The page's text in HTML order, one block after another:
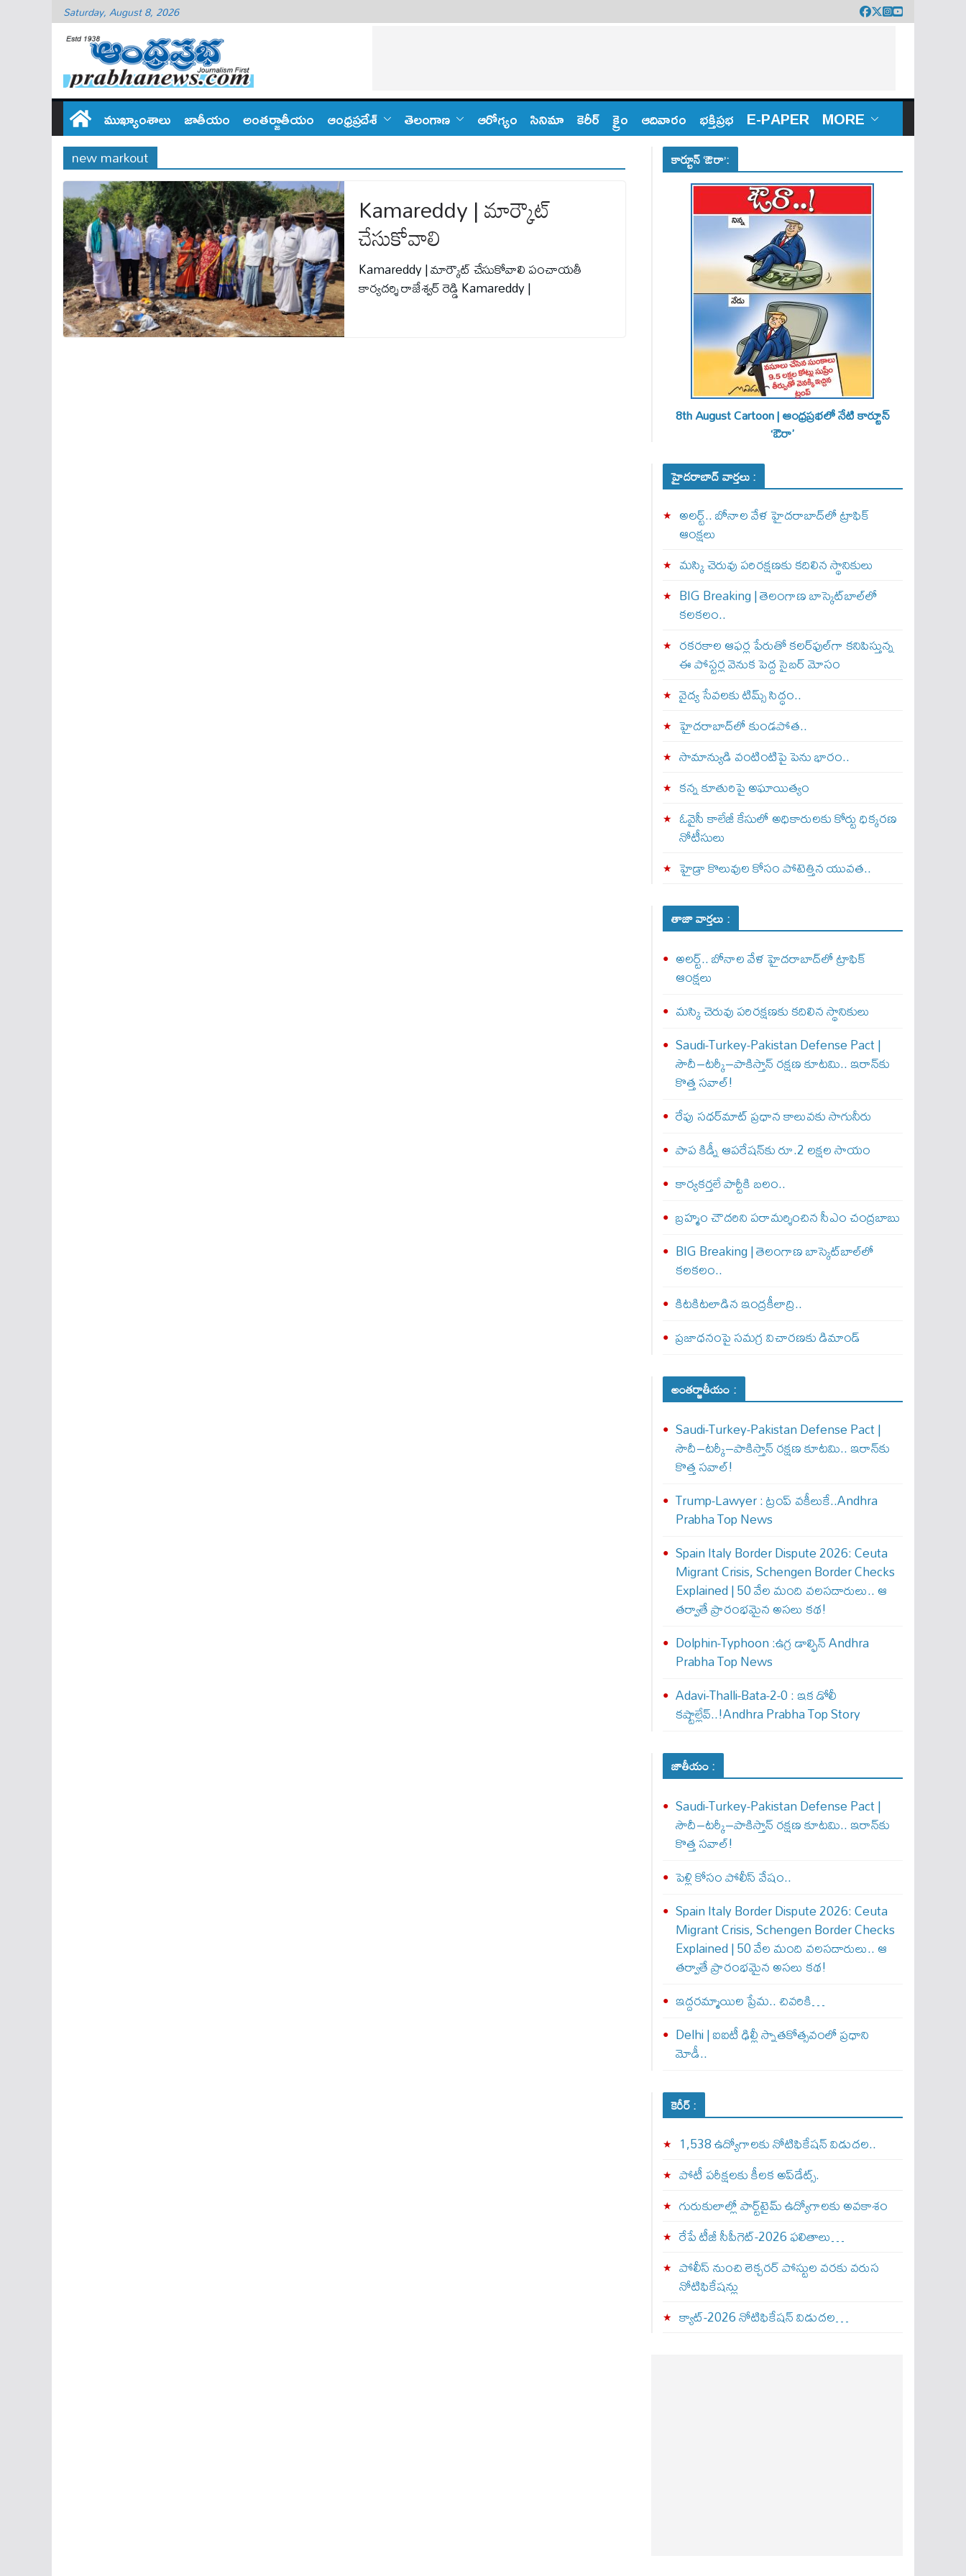
Saturday, August 8, 2026
ముఖ్యాంశాలు జాతీయం అంతర్జాతీయం ఆంధ్ర‌ప్ర‌దేశ్ తెలంగాణ‌ ఆరోగ్యం సినిమా కెరీర్ క్రైం ఆదివారం భక్తిప్రభ E-PAPER MORE
new markout
Kamareddy | మార్కౌట్
చేసుకోవాలి
Kamareddy | మార్కౌట్ చేసుకోవాలి పంచాయతీ
కార్యదర్శి రాజేశ్వర్ రెడ్డి Kamareddy |
కార్టూన్ ‘ఔరా’:
8th August Cartoon | ఆంధ్రప్రభలో నేటి కార్టూన్
‘ఔరా’
హైదరాబాద్ వార్తలు :
అలర్ట్‌.. బోనాల వేళ హైదరాబాద్‌లో ట్రాఫిక్‌
ఆంక్షలు
మస్కి చెరువు పరిరక్షణకు కదిలిన స్థానికులు
BIG Breaking | తెలంగాణ బాస్కెట్‌బాల్‌లో
కలకలం..
రకరకాల ఆఫర్ల పేరుతో కలర్‌ఫుల్‌గా కనిపిస్తున్న
ఈ పోస్టర్ల వెనుక పెద్ద సైబర్ మోసం
వైద్య సేవలకు టిమ్స్‌ సిద్ధం..
హైదరాబాద్‌లో కుండపోత..
సామాన్యుడి వంటింటిపై పెను భారం..
కన్న కూతురిపై అఘాయిత్యం
ఓవైసీ కాలేజీ కేసులో అధికారులకు కోర్టు ధిక్కరణ
నోటీసులు
హైడ్రా కొలువుల కోసం పోటెత్తిన యువత..
తాజా వార్తలు :
అలర్ట్‌.. బోనాల వేళ హైదరాబాద్‌లో ట్రాఫిక్‌
ఆంక్షలు
మస్కి చెరువు పరిరక్షణకు కదిలిన స్థానికులు
Saudi-Turkey-Pakistan Defense Pact |
సౌదీ–టర్కీ–పాకిస్తాన్ రక్షణ కూటమి.. ఇరాన్‌కు
కొత్త సవాల్!
రేపు సధర్‌మాట్‌ ప్రధాన కాలువకు సాగునీరు
పాప కిడ్నీ ఆపరేషన్‌కు రూ.2 లక్షల సాయం
కార్యకర్తలే పార్టీకి బలం..
బ్రహ్మం చౌదరిని పరామర్శించిన సీఎం చంద్రబాబు
BIG Breaking | తెలంగాణ బాస్కెట్‌బాల్‌లో
కలకలం..
కిటకిటలాడిన ఇంద్రకీలాద్రి..
ప్రజాధనంపై సమగ్ర విచారణకు డిమాండ్‌
అంతర్జాతీయం :
Saudi-Turkey-Pakistan Defense Pact |
సౌదీ–టర్కీ–పాకిస్తాన్ రక్షణ కూటమి.. ఇరాన్‌కు
కొత్త సవాల్!
Trump-Lawyer : ట్రంప్ వ‌కీలుకే..Andhra
Prabha Top News
Spain Italy Border Dispute 2026: Ceuta
Migrant Crisis, Schengen Border Checks
Explained | 50 వేల మంది వలసదారులు.. ఆ
తర్వాతే ప్రారంభ‌మైన అసలు కథ!
Dolphin-Typhoon :ఉగ్ర డాల్ఫిన్ Andhra
Prabha Top News
Adavi-Thalli-Bata-2-0 : ఇక డోలీ
క‌ష్టాల్లేవ్..!Andhra Prabha Top Story
జాతీయం :
Saudi-Turkey-Pakistan Defense Pact |
సౌదీ–టర్కీ–పాకిస్తాన్ రక్షణ కూటమి.. ఇరాన్‌కు
కొత్త సవాల్!
పెళ్లి కోసం పోలీస్ వేషం..
Spain Italy Border Dispute 2026: Ceuta
Migrant Crisis, Schengen Border Checks
Explained | 50 వేల మంది వలసదారులు.. ఆ
తర్వాతే ప్రారంభ‌మైన అసలు కథ!
ఇద్దరమ్మాయిల ప్రేమ.. చివరికి…
Delhi | ఐఐటీ ఢిల్లీ స్నాతకోత్సవంలో ప్రధాని
మోడీ..
కెరీర్ :
1,538 ఉద్యోగాలకు నోటిఫికేషన్ విడుదల..
పోటీ పరీక్షలకు కీలక అప్‌డేట్స్.
గురుకులాల్లో పార్ట్‌టైమ్ ఉద్యోగాలకు అవకాశం
రేపే టీజీ సీపీగెట్‌-2026 ఫలితాలు…
పోలీస్ నుంచి లెక్చరర్ పోస్టుల వరకు వరుస
నోటిఫికేషన్లు
క్యాట్-2026 నోటిఫికేషన్ విడుదల…